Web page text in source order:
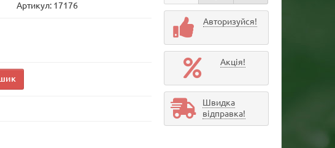
Артикул: 17176
Авторизуйся!
Акція!
Швидка
відправка!